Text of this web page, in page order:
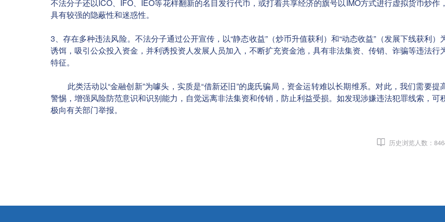
不法分子还以ICO、IFO、IEO等花样翻新的名目发行代币，或打着共享经济的旗号以IMO方式进行虚拟货币炒作，
具有较强的隐蔽性和迷惑性。
3、存在多种违法风险。 不法分子通过公开宣传，以“静态收益”（炒币升值获利）和“动态收益”（发展下线获利）
诱饵，吸引公众投入资金，并利诱投资人发展人员加入，不断扩充资金池，具有非法集资、传销、诈骗等违法行
特征。
此类活动以“金融创新”为噱头，实质是“借新还旧”的庞氏骗局，资金运转难以长期维系。对此，我们需要提
警惕，增强风险防范意识和识别能力，自觉远离非法集资和传销，防止利益受损。如发现涉嫌违法犯罪线索，可
极向有关部门举报。
历史浏览人数：